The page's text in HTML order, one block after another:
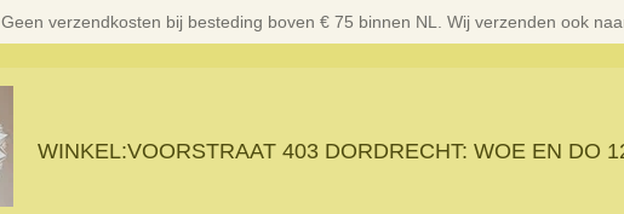
Geen verzendkosten bij besteding boven € 75 binnen NL. Wij verzenden ook
WINKEL:VOORSTRAAT 403 DORDRECHT: WOE EN DO